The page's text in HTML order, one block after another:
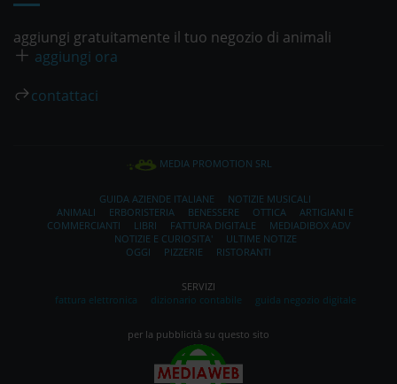
aggiungi gratuitamente il tuo negozio di animali
aggiungi ora
contattaci
MEDIA PROMOTION SRL
GUIDA AZIENDE ITALIANE
NOTIZIE MUSICALI
ANIMALI
ERBORISTERIA BENESSERE OTTICA
ARTIGIANI E
COMMERCIANTI
LIBRI FATTURA DIGITALE
MEDIADIBOX ADV
NOTIZIE E CURIOSITA'
ULTIME NOTIZE
OGGI
PIZZERIE RISTORANTI
SERVIZI
fattura elettronica
dizionario contabile guida negozio digitale
per la pubblicità su questo sito